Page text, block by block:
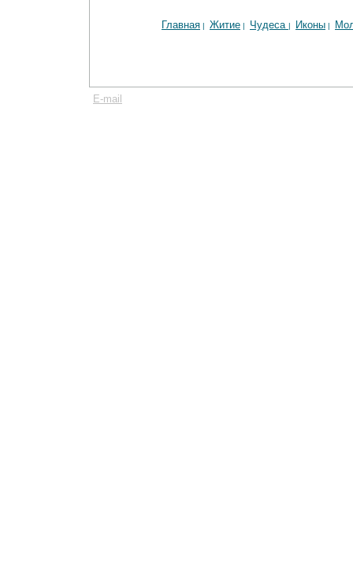
Главная | Житие | Чудеса | Иконы |
E-mail